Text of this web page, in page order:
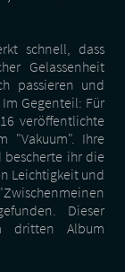
schnell, dass
Gelassenheit
passieren und
Gegenteil: Für
veröffentlichte
"Vakuum". Ihre
bescherte ihr die
Leichtigkeit und
Dieser
dritten Album